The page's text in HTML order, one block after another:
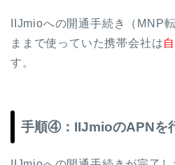
IIJmioへの開通手続き（MNP
ままで使っていた携帯会社は
す。
手順④：IIJmioのAPNを